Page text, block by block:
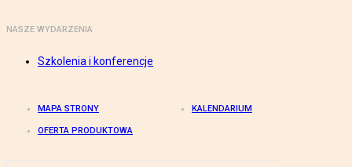
NASZE WYDARZENIA
Szkolenia i konferencje
MAPA STRONY KALENDARIUM
OFERTA PRODUKTOWA